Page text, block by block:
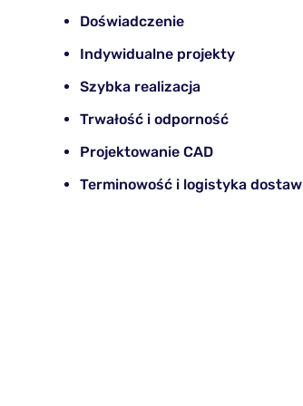
Doświadczenie
Indywidualne projekty
Szybka realizacja
Trwałość i odporność
Projektowanie CAD
Terminowość i logistyka dostaw